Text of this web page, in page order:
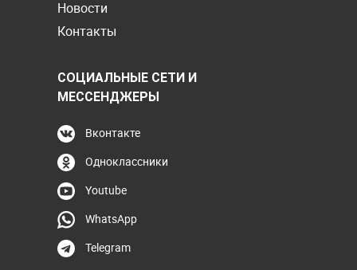
Новости
Контакты
СОЦИАЛЬНЫЕ СЕТИ И
МЕССЕНДЖЕРЫ
Вконтакте
Одноклассники
Youtube
WhatsApp
Telegram